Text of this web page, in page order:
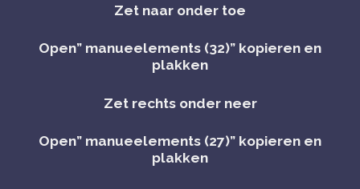
Zet naar onder toe
Open” manueelements (32)” kopieren en
plakken
Zet rechts onder neer
Open” manueelements (27)” kopieren en
plakken